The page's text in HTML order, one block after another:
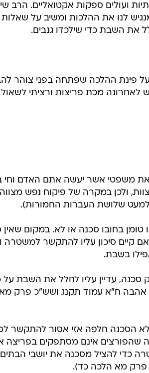
ועולים ספקות אקטואליים. הרב
לנו את ההלכות ומשיב על
את השבת כדי שילכדו גנבים.
על פינת ההלכה שפתחה בפני צוהר
לאחרונה מכת פריצות ורציתי
משפטי אשר יעשה אתם האדם וחי
ולכן במקרה של פיקוח נפש
שלושת העברות החמורות).
בחובו סכנה או לא. במקום
קיים סיכון עליו להתקשר למשטרה
בשבת.
סכנה, עדיין עליו לחלל את השבת על
אהבה ח"א עמוד תקנג ושש"כ פרק
הסכנה חלפה אזי אסור להתקשר
שהפורצים אינם מסתפקים בפריצה
כדי להציל מסכנה את יושבי
מא הלכה כד).